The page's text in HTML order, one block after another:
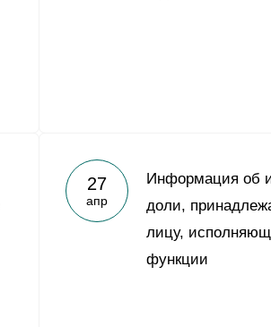
27
апр
Информация об
доли,
лицу,
функции